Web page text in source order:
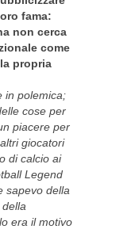
fama:
non cerca
come
propria
in polemica;
cose per
piacere per
giocatori
di calcio ai
Legend
sapevo della
era il motivo